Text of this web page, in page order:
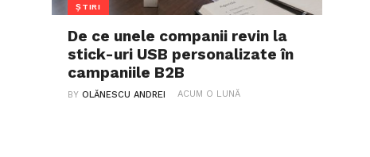
ȘTIRI
De ce unele companii revin la
stick-uri USB personalizate în
campaniile B2B
BYOLĂNESCU ANDREI ACUM O LUNĂ